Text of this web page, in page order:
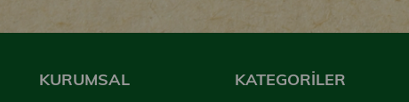
KURUMSAL KATEGORİLER